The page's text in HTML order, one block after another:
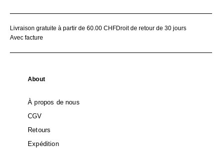
Livraison gratuite à partir de 60.00 CHFDroit de retour de 30 jours
Avec facture
About
À propos de nous
CGV
Retours
Expédition